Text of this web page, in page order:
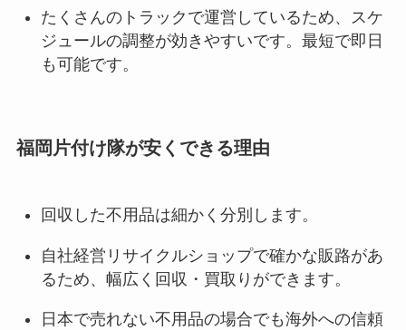
たくさんのトラックで運営しているため、スケ
ジュールの調整が効きやすいです。最短で即日
も可能です。
福岡片付け隊が安くできる理由
回収した不用品は細かく分別します。
自社経営リサイクルショップで確かな販路があ
るため、幅広く回収・買取りができます。
日本で売れない不用品の場合でも海外への信頼